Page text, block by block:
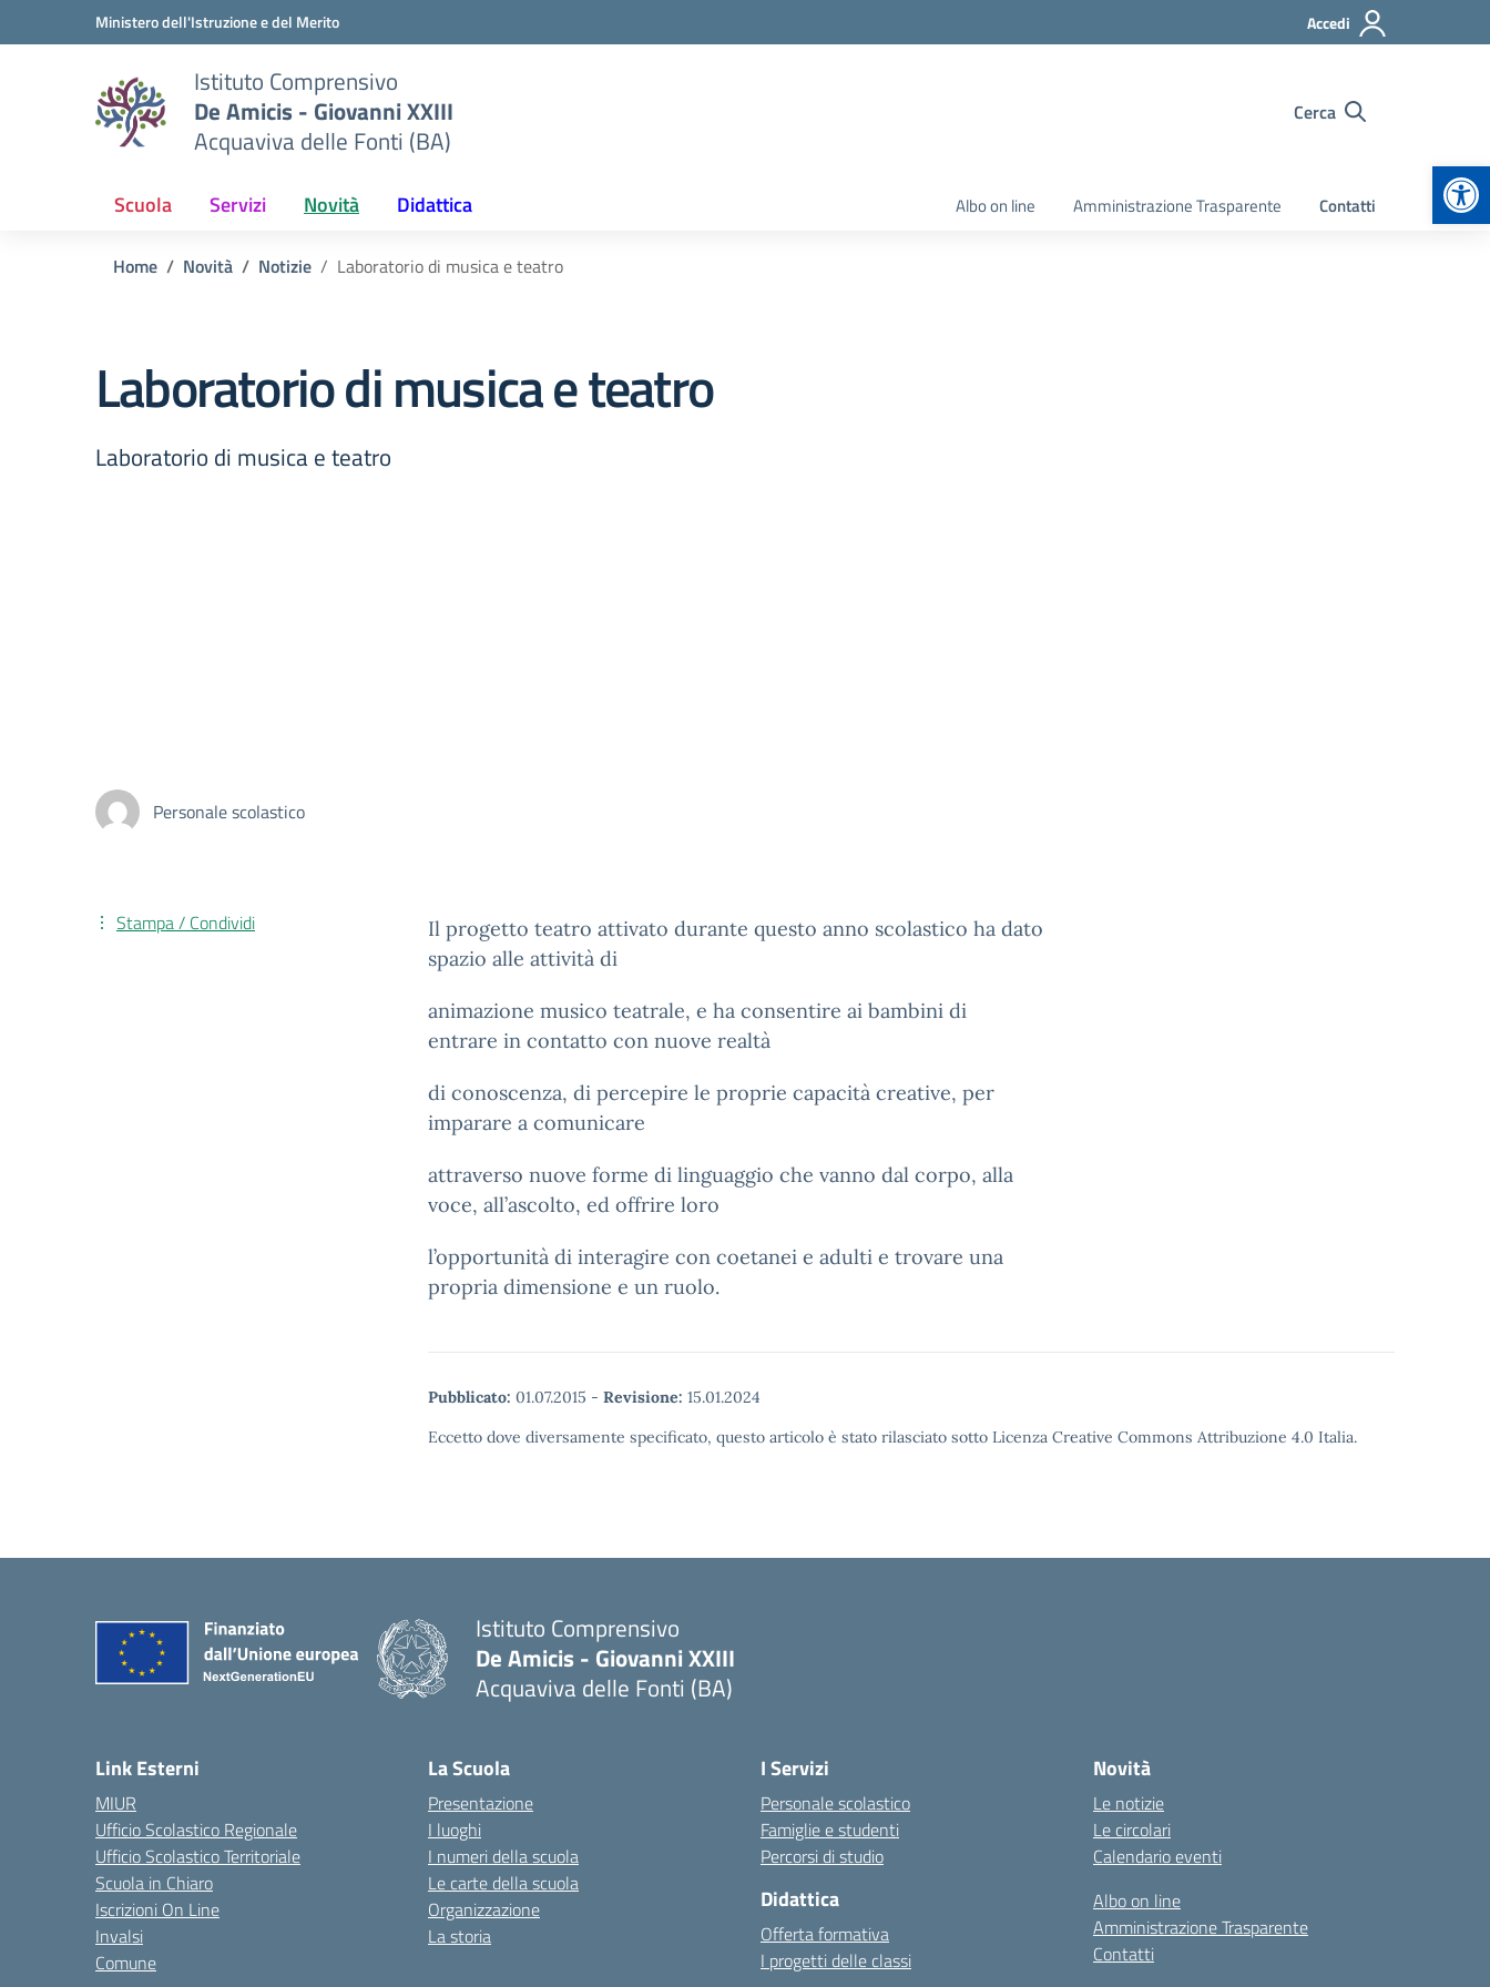
Vai ai contenuti
Vai al menu di navigazioneMinistero dell'Istruzione e del Merito Accedi
Istituto Comprensivo
De Amicis - Giovanni XXIII
Acquaviva delle Fonti (BA)
Cerca
Scuola Servizi Novità Didattica Albo on line Amministrazione Trasparente Contatti
Home Novità Notizie Laboratorio di musica e teatro
Laboratorio di musica e teatro
Laboratorio di musica e teatro
Personale scolastico
Il progetto teatro attivato durante questo anno scolastico ha dato
spazio alle attività di
animazione musico teatrale, e ha consentire ai bambini di
entrare in contatto con nuove realtà
di conoscenza, di percepire le proprie capacità creative, per
imparare a comunicare
attraverso nuove forme di linguaggio che vanno dal corpo, alla
voce, all’ascolto, ed offrire loro
l’opportunità di interagire con coetanei e adulti e trovare una
propria dimensione e un ruolo.
Pubblicato: 01.07.2015 - Revisione: 15.01.2024
Eccetto dove diversamente specificato, questo articolo è stato rilasciato sotto Licenza Creative Commons Attribuzione 4.0 Italia.
Stampa / Condividi
Istituto Comprensivo
De Amicis - Giovanni XXIII
Acquaviva delle Fonti (BA)
Link Esterni
MIUR
Ufficio Scolastico Regionale
Ufficio Scolastico Territoriale
Scuola in Chiaro
Iscrizioni On Line
Invalsi
Comune
La Scuola
Presentazione
I luoghi
I numeri della scuola
Le carte della scuola
Organizzazione
La storia
I Servizi
Personale scolastico
Famiglie e studenti
Percorsi di studio
Didattica
Offerta formativa
I progetti delle classi
Novità
Le notizie
Le circolari
Calendario eventi
Albo on line
Amministrazione Trasparente
Contatti